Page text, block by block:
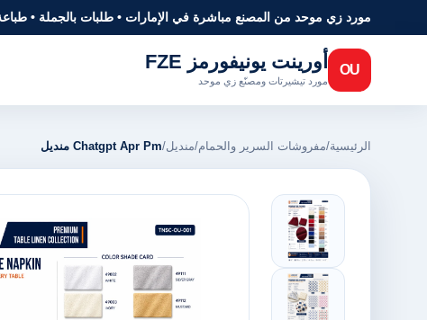
مورد زي موحد من المصنع مباشرة في الإمارات • طلبات بالجملة •
OU أورينت يونيفورمز FZE
مورد تيشيرتات ومصنّع زي موحد
الرئيسية/مفروشات السرير والحمام/منديل/Chatgpt Apr Pm منديل